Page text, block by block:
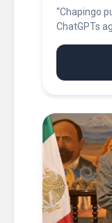
“Chapingo
ChatGPTs